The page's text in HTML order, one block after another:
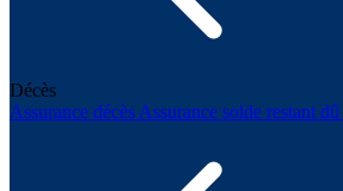
Décès
Assurance décès Assurance solde restant dû